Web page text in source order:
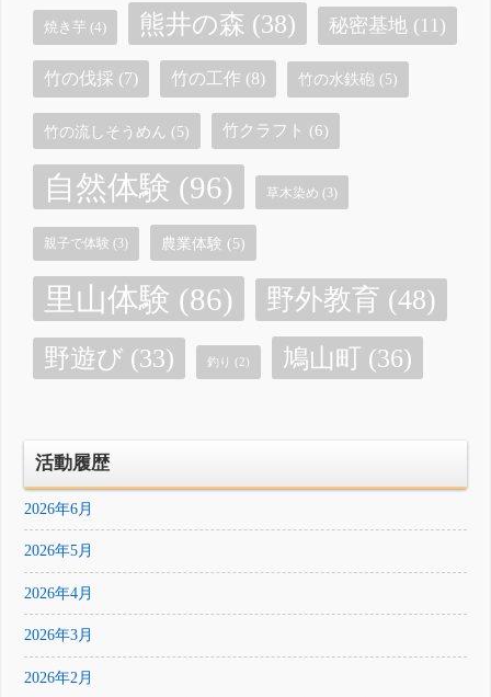
焼き芋 (4) 熊井の森 (38) 秘密基地 (11)
竹の伐採 (7) 竹の工作 (8) 竹の水鉄砲 (5)
竹の流しそうめん (5) 竹クラフト (6)
自然体験 (96) 草木染め (3)
親子で体験 (3) 農業体験 (5)
里山体験 (86) 野外教育 (48)
野遊び (33) 釣り (2) 鳩山町 (36)
活動履歴
2026年6月
2026年5月
2026年4月
2026年3月
2026年2月